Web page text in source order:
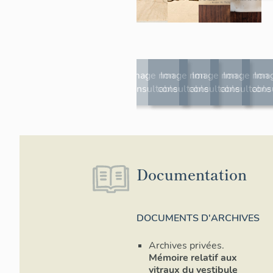
Image non
consultable
Image non
consultable
Image non
consultable
Image non
consultable
Documentation
DOCUMENTS D'ARCHIVES
Archives privées.
Mémoire relatif aux
vitraux du vestibule